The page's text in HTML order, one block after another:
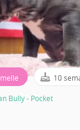
10
Bully - Pocket